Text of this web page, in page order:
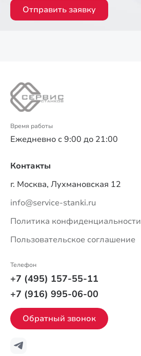
Отправить заявку
Время работы
Ежедневно с 9:00 до 21:00
Контакты
г. Москва, Лухмановская 12
info@service-stanki.ru
Политика конфиденциальности
Пользовательское соглашение
Телефон
+7 (495) 157-55-11
+7 (916) 995-06-00
Обратный звонок